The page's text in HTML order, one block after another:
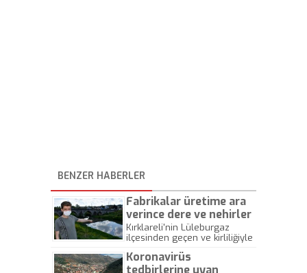
BENZER HABERLER
Fabrikalar üretime ara
verince dere ve nehirler
temizlenmeye başladı
Kırklareli'nin Lüleburgaz
ilçesinden geçen ve kirliliğiyle
Deresi, koronavirüs tedbirleri
kapsamında fabrikalar
Koronavirüs
tedbirlerine uyan